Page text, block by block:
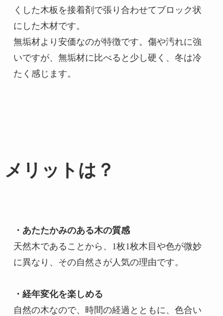
くした木板を接着剤で張り合わせてブロック状
にした木材です。
無垢材より安価なのが特徴です。傷や汚れに強
いですが、無垢材に比べると少し硬く、冬は冷
たく感じます。
メリットは？
・あたたかみのある木の質感
天然木であることから、1枚1枚木目や色が微妙
に異なり、その自然さが人気の理由です。
・経年変化を楽しめる
自然の木なので、時間の経過とともに、色合い